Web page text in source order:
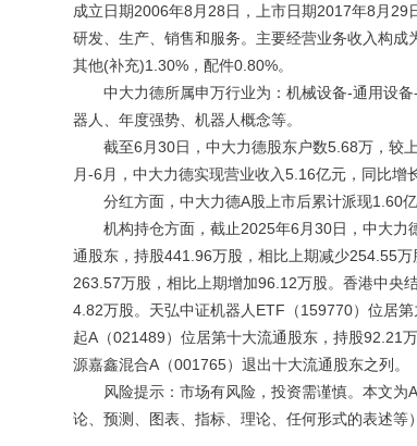
成立日期2006年8月28日，上市日期2017年8月
研发、生产、销售和服务。主要经营业务收入构
其他(补充)1.30%，配件0.80%。
中大力德所属申万行业为：机械设备-通用设备-
器人、年度强势、机器人概念等。
截至6月30日，中大力德股东户数5.68万，较上
月-6月，中大力德实现营业收入5.16亿元，同比增
分红方面，中大力德A股上市后累计派现1.60亿
机构持仓方面，截止2025年6月30日，中大力
通股东，持股441.96万股，相比上期减少254.55
263.57万股，相比上期增加96.12万股。香港中央
4.82万股。天弘中证机器人ETF（159770）位居
起A（021489）位居第十大流通股东，持股92.21
源嘉鑫混合A（001765）退出十大流通股东之列。
风险提示：市场有风险，投资需谨慎。本文为
论、预测、图表、指标、理论、任何形式的表述等